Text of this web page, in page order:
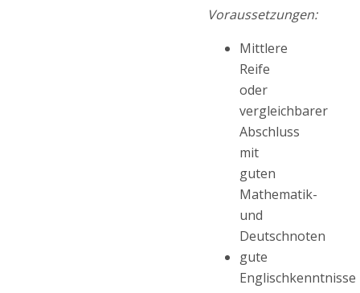
Voraussetzungen:
Mittlere
Reife
oder
vergleichbarer
Abschluss
mit
guten
Mathematik-
und
Deutschnoten
gute
Englischkenntnisse